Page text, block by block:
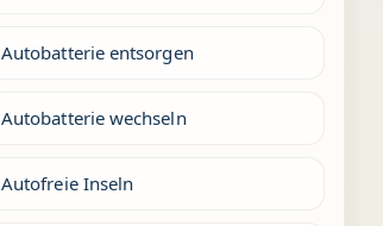
Autobatterie entsorgen
Autobatterie wechseln
Autofreie Inseln